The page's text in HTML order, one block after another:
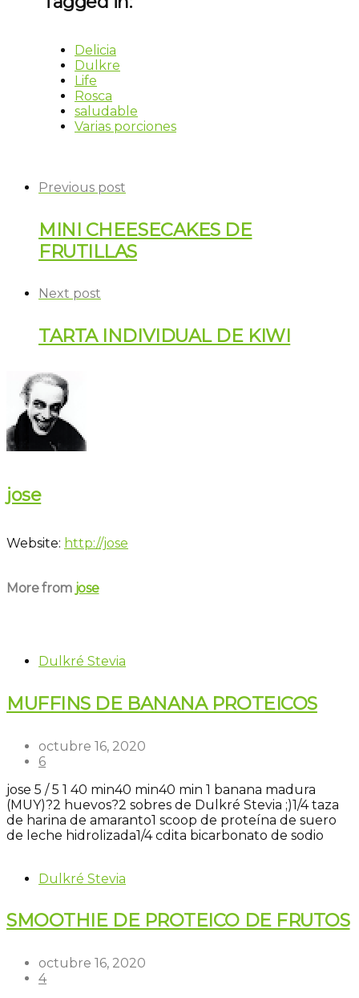
Delicia
Dulkre
Life
Rosca
saludable
Varias porciones
Previous post
MINI CHEESECAKES DE
FRUTILLAS
Next post
TARTA INDIVIDUAL DE KIWI
jose
Website: http://jose
More from jose
Dulkré Stevia
MUFFINS DE BANANA PROTEICOS
octubre 16, 2020
6
jose 5 /5 1 40 min40 min40 min 1 banana madura
(MUY)?2 huevos?2 sobres de Dulkré Stevia ;)1/4 taza
de harina de amaranto1 scoop de proteína de suero
de leche hidrolizada1/4 cdita bicarbonato de sodio
Dulkré Stevia
SMOOTHIE DE PROTEICO DE FRUTOS
octubre 16, 2020
4